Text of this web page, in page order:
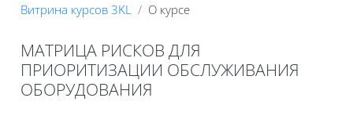
Витрина курсов 3KL О курсе
МАТРИЦА РИСКОВ ДЛЯ
ПРИОРИТИЗАЦИИ ОБСЛУЖИВАНИЯ
ОБОРУДОВАНИЯ